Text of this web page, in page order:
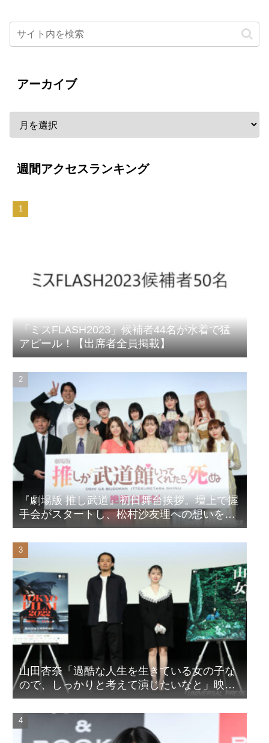
アーカイブ
週間アクセスランキング
「ミスFLASH2023」候補者44名が水着で猛
アピール！【出席者全員掲載】
『劇場版 推し武道』初日舞台挨拶。壇上で握
手会がスタートし、松村沙友理への想いをア
ピール！？
山田杏奈「過酷な人生を生きている女の子な
ので、しっかりと考えて演じたいなと」映画
『山女』東京国際映画祭Q&A